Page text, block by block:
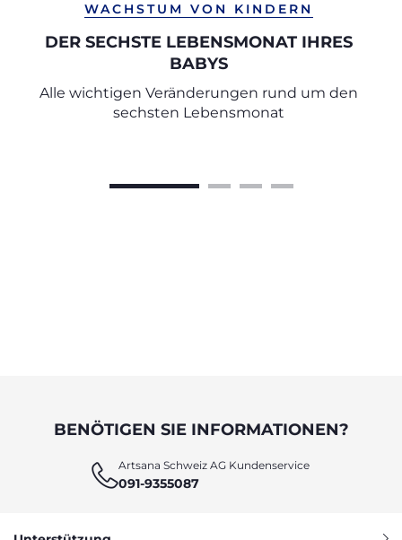
WACHSTUM VON KINDERN
DER SECHSTE LEBENSMONAT IHRES
BABYS
Alle wichtigen Veränderungen rund um den
sechsten Lebensmonat
BENÖTIGEN SIE INFORMATIONEN?
Artsana Schweiz AG Kundenservice
091-9355087